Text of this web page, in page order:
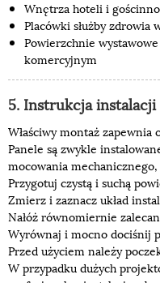
Wnętrza hoteli i
Placówki służby zdrowia
Powierzchnie
komercyjnym
5. Instrukcja instalacji
Właściwy montaż zapewnia
Panele są zwykle
mocowania
Przygotuj czystą i suchą
Zmierz i zaznacz układ
Nałóż równomiernie
Wyrównaj i mocno dociśnij
Przed użyciem należy
W przypadku dużych